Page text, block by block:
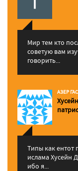
Мир тем кто
советую вам
говорить...
АЗЕР
Типы как ентот
ислама Хусейн
ибо я...